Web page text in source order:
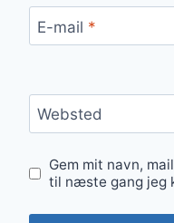
E-mail *
Websted
Gem mit navn,
til næste gang jeg